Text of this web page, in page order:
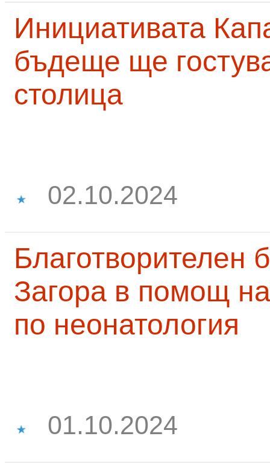
Инициативата
бъдеще ще
столица
02.10.2024
Благотворителен
Загора в помощ
по неонатология
01.10.2024